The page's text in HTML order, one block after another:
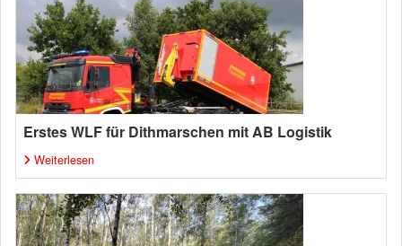
Erstes WLF für Dithmarschen mit AB Logistik
Weiterlesen